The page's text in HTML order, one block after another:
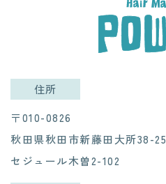
住所
〒010-0826
秋田県秋田市新藤田大所38-25
​​​​​​​セジュール木曽2-102